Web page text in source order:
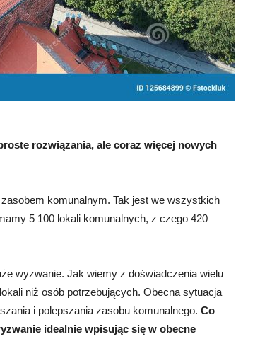
rozwiązania, ale coraz więcej nowych
komunalnym. Tak jest we wszystkich
5 100 lokali komunalnych, z czego 420
wyzwanie. Jak wiemy z doświadczenia wielu
niż osób potrzebujących. Obecna sytuacja
i polepszania zasobu komunalnego. Co
idealnie wpisując się w obecne